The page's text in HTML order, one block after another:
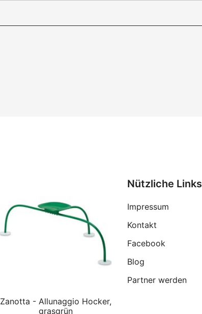
Zanotta - Allunaggio Hocker,
grasgrün
Nützliche Links
Impressum
Kontakt
Facebook
Blog
Partner werden